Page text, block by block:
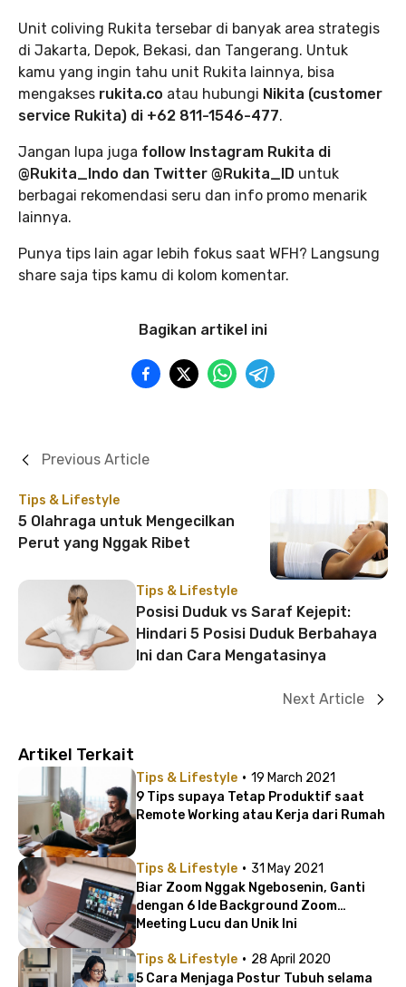
Unit coliving Rukita tersebar di banyak area strategis
di Jakarta, Depok, Bekasi, dan Tangerang. Untuk
kamu yang ingin tahu unit Rukita lainnya, bisa
mengakses rukita.co atau hubungi Nikita (customer
service Rukita) di +62 811-1546-477.
Jangan lupa juga follow Instagram Rukita di
@Rukita_Indo dan Twitter @Rukita_ID untuk
berbagai rekomendasi seru dan info promo menarik
lainnya.
Punya tips lain agar lebih fokus saat WFH? Langsung
share saja tips kamu di kolom komentar.
Bagikan artikel ini
Tips & Lifestyle
5 Olahraga untuk Mengecilkan
Perut yang Nggak Ribet
Previous Article
Tips & Lifestyle
Posisi Duduk vs Saraf Kejepit:
Hindari 5 Posisi Duduk Berbahaya
Ini dan Cara Mengatasinya
Next Article
Artikel Terkait
Tips & Lifestyle · 19 March 2021
9 Tips supaya Tetap Produktif saat
Remote Working atau Kerja dari Rumah
Tips & Lifestyle · 31 May 2021
Biar Zoom Nggak Ngebosenin, Ganti
dengan 6 Ide Background Zoom
Meeting Lucu dan Unik Ini
Tips & Lifestyle · 28 April 2020
5 Cara Menjaga Postur Tubuh selama